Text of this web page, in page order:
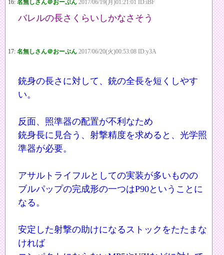
16: 名無しさん＠おーぷん 2017/06/19(月)01:21:01 ID:iBF
バレルの長さくらいしかなさそう
17: 名無しさん＠おーぷん 2017/06/20(火)00:53:08 ID:y3A
銃身の長さに対して、銃の全長を短くしやす
い。
反面、照準器の配置が不利なため
銃身長に見合う、射撃精度を求めると、光学照
準器が必要。
アサルトライフルとしての実装が多いものの
ブルパップの完成形の一つはP90ということに
なる。
安定した射撃の助けになるストックをたたまな
ければ